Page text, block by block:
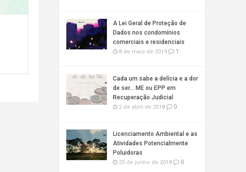
A Lei Geral de Proteção de
Dados nos condomínios
comerciais e residenciais
8 de maio de 2019 1
Cada um sabe a delícia e a dor
de ser… ME ou EPP em
Recuperação Judicial
2 de abril de 2018 0
Licenciamento Ambiental e as
Atividades Potencialmente
Poluidoras
25 de junho de 2018 0